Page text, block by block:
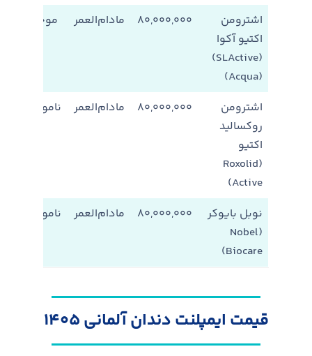
اشترومن
اکتیو آکوا
(SLActive)
(Acqua)
۸۰,۰۰۰,۰۰۰ مادام‌العمر موجود
اشترومن
روکسالید
اکتیو
(Roxolid
Active)
۸۰,۰۰۰,۰۰۰ مادام‌العمر ناموجود
نوبل بایوکر
(Nobel
Biocare)
۸۰,۰۰۰,۰۰۰ مادام‌العمر ناموجود
قیمت ایمپلنت دندان آلمانی ۱۴۰۵